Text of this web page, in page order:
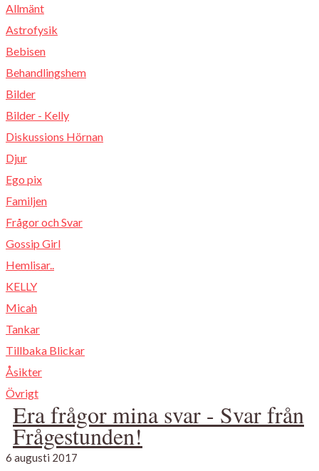
Allmänt
Astrofysik
Bebisen
Behandlingshem
Bilder
Bilder - Kelly
Diskussions Hörnan
Djur
Ego pix
Familjen
Frågor och Svar
Gossip Girl
Hemlisar..
KELLY
Micah
Tankar
Tillbaka Blickar
Åsikter
Övrigt
Era frågor mina svar - Svar från
Frågestunden!
6 augusti 2017